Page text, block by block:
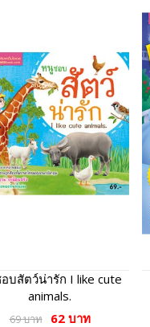
บสัตว์น่ารัก I like cute
animals.
69 บาท 62 บาท